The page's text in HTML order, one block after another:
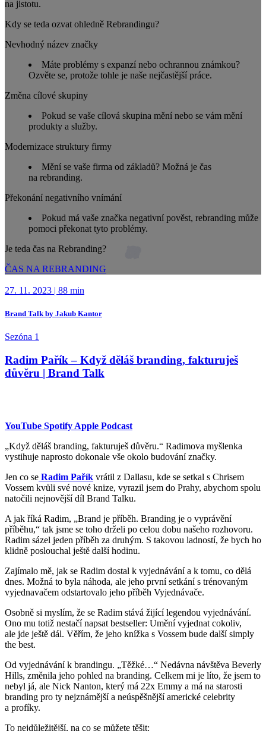
na jistotu.
Kdy se teda ozvat ohledně Rebrandingu?
Nevhodný název značky
Máte problémy s expanzí nebo ochrannou známkou?
Ozvěte se, protože tohle je naše nejčastější práce.
Změna cílové skupiny
Pokud se vaše cílová skupina mění nebo se vám mění
produkty a služby.
Modernizace struktury firmy
Mění se vaše firma od základů? Možná je čas
na rebranding.
Překonání negativního vnímání
Pokud má vaše značka negativní pověst, rebranding může
pomoci překonat tyto problémy.
Je teda čas na Rebranding?
ČAS NA REBRANDING
27. 11. 2023 | 88 min
Brand Talk by Jakub Kantor
Sezóna 1
Radim Pařík – Když děláš branding, fakturuješ
důvěru | Brand Talk
YouTube Spotify Apple Podcast
„Když děláš branding, fakturuješ důvěru.“ Radimova myšlenka
vystihuje naprosto dokonale vše okolo budování značky.
Jen co se Radim Pařík vrátil z Dallasu, kde se setkal s Chrisem
Vossem kvůli své nové knize, vyrazil jsem do Prahy, abychom spolu
natočili nejnovější díl Brand Talku.
A jak říká Radim, „Brand je příběh. Branding je o vyprávění
příběhu,“ tak jsme se toho drželi po celou dobu našeho rozhovoru.
Radim sázel jeden příběh za druhým. S takovou ladností, že bych ho
klidně poslouchal ještě další hodinu.
Zajímalo mě, jak se Radim dostal k vyjednávání a k tomu, co dělá
dnes. Možná to byla náhoda, ale jeho první setkání s trénovaným
vyjednavačem odstartovalo jeho příběh Vyjednávače.
Osobně si myslím, že se Radim stává žijící legendou vyjednávání.
Ono mu totiž nestačí napsat bestseller: Umění vyjednat cokoliv,
ale jde ještě dál. Věřím, že jeho knížka s Vossem bude další simply
the best.
Od vyjednávání k brandingu. „Těžké…“ Nedávna návštěva Beverly
Hills, změnila jeho pohled na branding. Celkem mi je líto, že jsem to
nebyl já, ale Nick Nanton, který má 22x Emmy a má na starosti
branding pro ty nejznámější a neúspěšnější americké celebrity
a profíky.
To nejdůležitější, na co se můžete těšit: